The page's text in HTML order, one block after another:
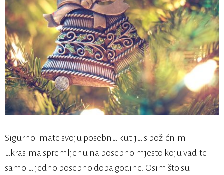
Sigurno imate svoju posebnu kutiju s božićnim
ukrasima spremljenu na posebno mjesto koju vadite
samo u jedno posebno doba godine. Osim što su